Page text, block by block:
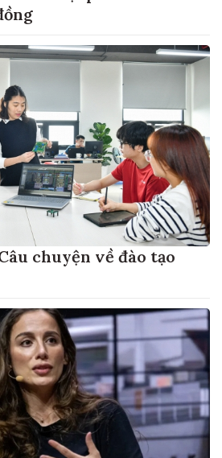
chuyện về đào tạo